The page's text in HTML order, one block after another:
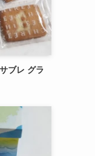
ブレ グラ